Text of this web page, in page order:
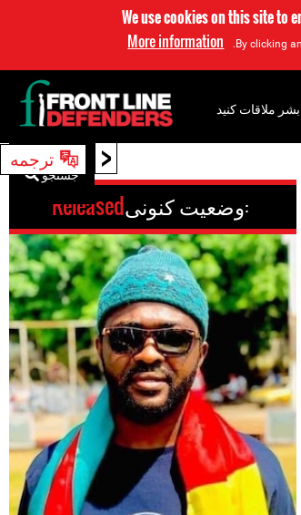
We use cookies on this site to
By clicking
More information
< ترجمه
وضعیت کنونی: Released
ملاقات کنید
جستجو